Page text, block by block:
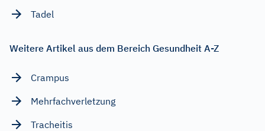
Tadel
Weitere Artikel aus dem Bereich Gesundheit A-Z
Crampus
Mehrfachverletzung
Tracheitis